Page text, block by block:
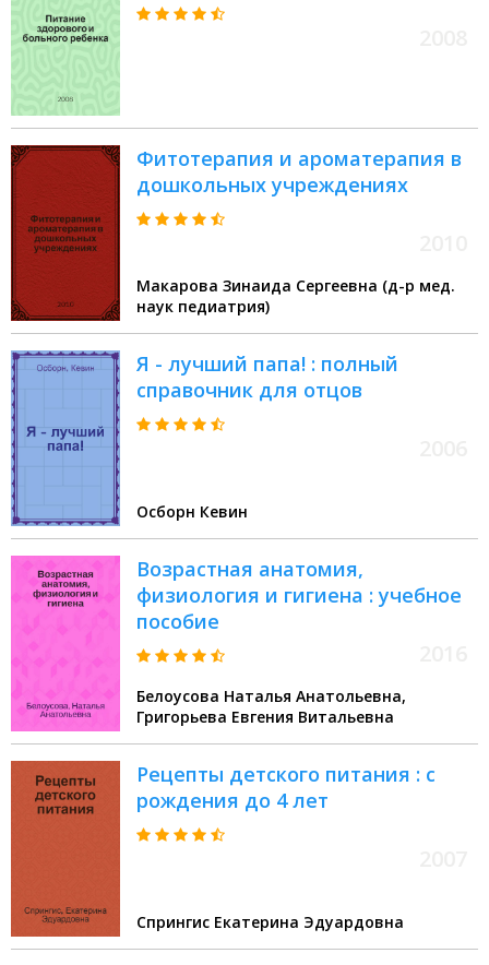
Фитотерапия и ароматерапия в
дошкольных учреждениях
Макарова Зинаида Сергеевна (д-р мед.
наук педиатрия)
Я - лучший папа! : полный
справочник для отцов
Осборн Кевин
Возрастная анатомия,
физиология и гигиена : учебное
пособие
Белоусова Наталья Анатольевна,
Григорьева Евгения Витальевна
Рецепты детского питания : с
рождения до 4 лет
Спрингис Екатерина Эдуардовна